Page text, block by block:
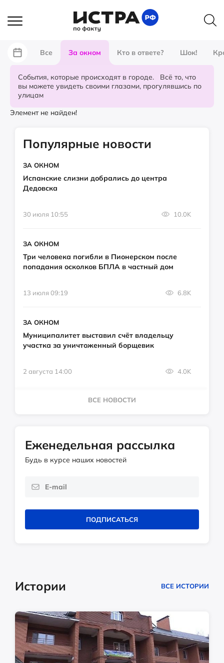
Все За окном Кто в ответе? Шок!
События, которые происходят в городе. Всё то, что
вы можете увидеть своими глазами, прогулявшись по
улицам
Элемент не найден!
Популярные новости
ЗА ОКНОМ
Испанские слизни добрались до центра
Дедовска
30 июля 10:55 10.0K
ЗА ОКНОМ
Три человека погибли в Пионерском после
попадания осколков БПЛА в частный дом
13 июля 09:19 6.8K
ЗА ОКНОМ
Муниципалитет выставил счёт владельцу
участка за уничтоженный борщевик
2 августа 14:00 4.0K
ВСЕ НОВОСТИ
Еженедельная рассылка
Будь в курсе наших новостей
ПОДПИСАТЬСЯ
Истории ВСЕ ИСТОРИИ